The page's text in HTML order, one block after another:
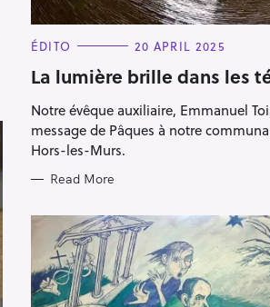
C
T
E
O
R
I
E
S
ÉDITO 20 APRIL 2025
La lumière brille dans les
Notre évêque auxiliaire, Emmanuel
message de Pâques à notre
Hors-les-Murs.
Read More